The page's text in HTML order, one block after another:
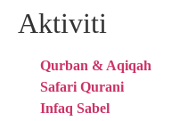
Aktiviti
Qurban & Aqiqah
Safari Qurani
Infaq Sabel